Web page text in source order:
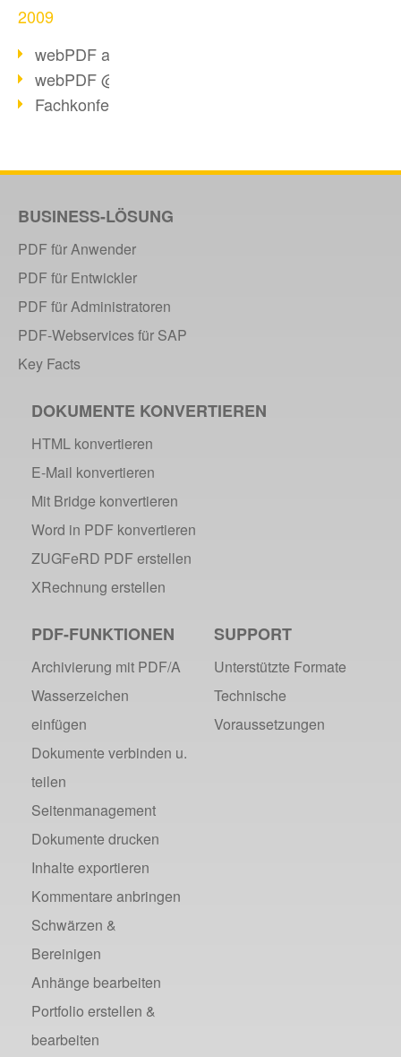
2009
webPDF als Virtual Appliance
webPDF @ Top 20 IT-Produkte
Fachkonferenz PDF/A
BUSINESS-LÖSUNG
PDF für Anwender
PDF für Entwickler
PDF für Administratoren
PDF-Webservices für SAP
Key Facts
DOKUMENTE KONVERTIEREN
HTML konvertieren
E-Mail konvertieren
Mit Bridge konvertieren
Word in PDF konvertieren
ZUGFeRD PDF erstellen
XRechnung erstellen
PDF-FUNKTIONEN
Archivierung mit PDF/A
Wasserzeichen
einfügen
Dokumente verbinden u.
teilen
Seitenmanagement
Dokumente drucken
Inhalte exportieren
Kommentare anbringen
Schwärzen &
Bereinigen
Anhänge bearbeiten
Portfolio erstellen &
bearbeiten
SUPPORT
Unterstützte Formate
Technische
Voraussetzungen